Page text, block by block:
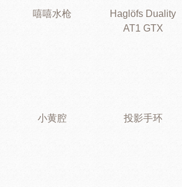
嘻嘻水枪
Haglöfs Duality
AT1 GTX
小黄腔 投影手环